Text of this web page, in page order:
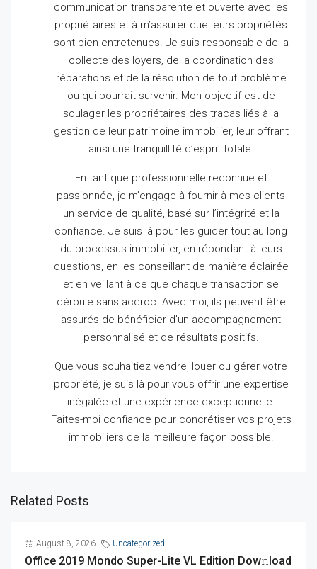
communication transparente et ouverte avec les
propriétaires et à m’assurer que leurs propriétés
sont bien entretenues. Je suis responsable de la
collecte des loyers, de la coordination des
réparations et de la résolution de tout problème
ou qui pourrait survenir. Mon objectif est de
soulager les propriétaires des tracas liés à la
gestion de leur patrimoine immobilier, leur offrant
ainsi une tranquillité d’esprit totale.
En tant que professionnelle reconnue et
passionnée, je m’engage à fournir à mes clients
un service de qualité, basé sur l’intégrité et la
confiance.Je suis là pour les guider tout au long
du processus immobilier, en répondant à leurs
questions, en les conseillant de manière éclairée
et en veillant à ce que chaque transaction se
déroule sans accroc. Avec moi, ils peuvent être
assurés de bénéficier d’un accompagnement
personnalisé et de résultats positifs.
Que vous souhaitiez vendre, louer ou gérer votre
propriété, je suis là pour vous offrir une expertise
inégalée et une expérience exceptionnelle.
Faites-moi confiance pour concrétiser vos projets
immobiliers de la meilleure façon possible.
Related Posts
August 8, 2026 Uncategorized
Office 2019 Mondo Super-Lite VL Edition Dow𝚗load